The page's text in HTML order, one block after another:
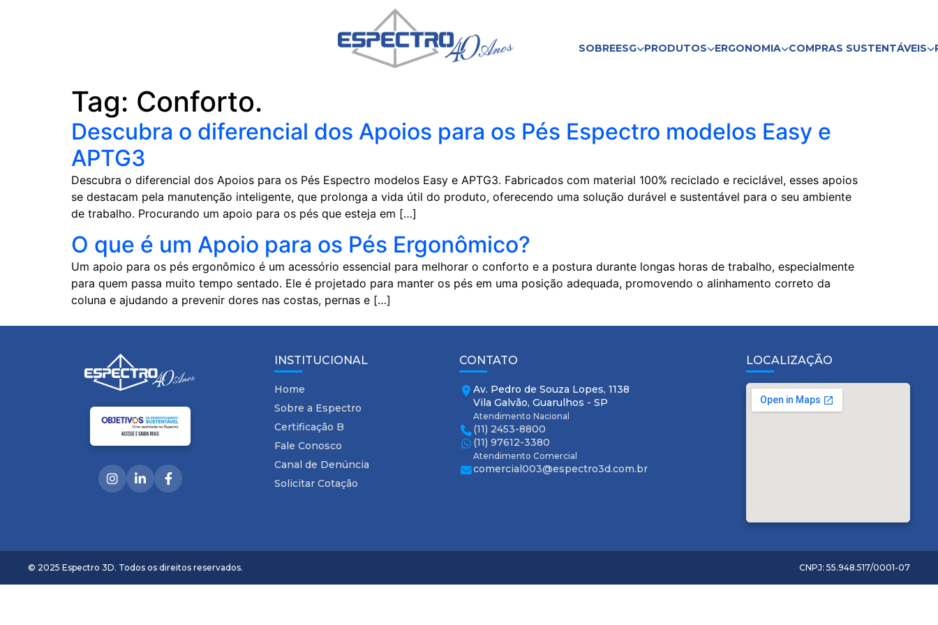
SOBREESG PRODUTOS ERGONOMIA COMPRAS SUSTENTÁVEIS
Tag: Conforto.
Descubra o diferencial dos Apoios para os Pés Espectro modelos Easy e
APTG3
Descubra o diferencial dos Apoios para os Pés Espectro modelos Easy e APTG3. Fabricados com material 100% reciclado e reciclável, esses apoios
se destacam pela manutenção inteligente, que prolonga a vida útil do produto, oferecendo uma solução durável e sustentável para o seu ambiente
de trabalho. Procurando um apoio para os pés que esteja em […]
O que é um Apoio para os Pés Ergonômico?
Um apoio para os pés ergonômico é um acessório essencial para melhorar o conforto e a postura durante longas horas de trabalho, especialmente
para quem passa muito tempo sentado. Ele é projetado para manter os pés em uma posição adequada, promovendo o alinhamento correto da
coluna e ajudando a prevenir dores nas costas, pernas e […]
INSTITUCIONAL
Home
Sobre a Espectro
Certificação B
Fale Conosco
Canal de Denúncia
Solicitar Cotação
CONTATO
Av. Pedro de Souza Lopes, 1138
Vila Galvão, Guarulhos - SP
Atendimento Nacional
(11) 2453-8800
(11) 97612-3380
Atendimento Comercial
comercial003@espectro3d.com.br
LOCALIZAÇÃO
© 2025 Espectro 3D. Todos os direitos reservados. CNPJ: 55.948.517/0001-07